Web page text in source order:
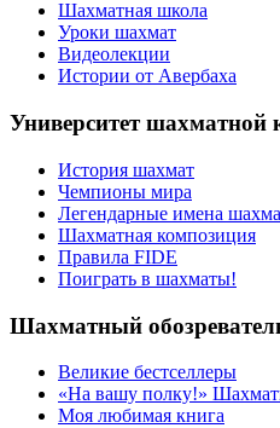
Шахматная школа
Уроки шахмат
Видеолекции
Истории от Авербаха
Университет шахматной
История шахмат
Чемпионы мира
Легендарные имена
Шахматная композиция
Правила FIDE
Поиграть в шахматы!
Шахматный
Великие бестселлеры
«На вашу полку!»
Моя любимая книга